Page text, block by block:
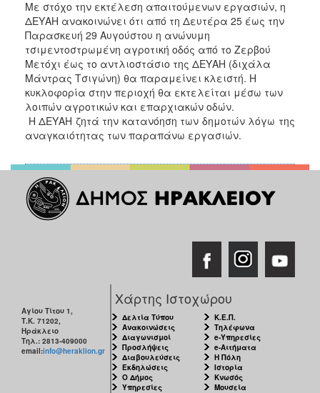
Με στόχο την εκτέλεση απαιτούμενων εργασιών, η
ΔΕΥΑΗ ανακοινώνει ότι από τη Δευτέρα 25 έως την
Παρασκευή 29 Αυγούστου η ανώνυμη
τσιμεντοστρωμένη αγροτική οδός από το Ζερβού
Μετόχι έως το αντλιοστάσιο της ΔΕΥΑΗ (διχάλα
Μάντρας Τσιγώνη) θα παραμείνει κλειστή. Η
κυκλοφορία στην περιοχή θα εκτελείται μέσω των
λοιπών αγροτικών και επαρχιακών οδών.
Η ΔΕΥΑΗ ζητά την κατανόηση των δημοτών λόγω της
αναγκαιότητας των παραπάνω εργασιών.
Αγίου Τίτου 1,
Τ.Κ. 71202,
Ηράκλειο
Τηλ.: 2813-409000
email:info@heraklion.gr
Χάρτης Ιστοχώρου
Δελτία Τύπου
Ανακοινώσεις
Διαγωνισμοί
Προσλήψεις
Διαβουλεύσεις
Εκδηλώσεις
Ο Δήμος
Υπηρεσίες
Κ.Ε.Π.
Τηλέφωνα
e-Υπηρεσίες
e-Αιτήματα
Η Πόλη
Ιστορία
Κνωσός
Μουσεία